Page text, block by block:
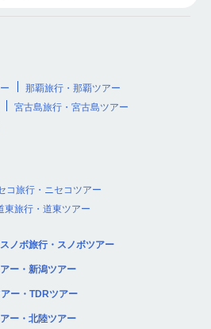
那覇旅行・那覇ツアー
宮古島旅行・宮古島ツアー
コ旅行・ニセコツアー
東旅行・道東ツアー
ノボ旅行・スノボツアー
ー・新潟ツアー
ー・TDRツアー
ー・北陸ツアー